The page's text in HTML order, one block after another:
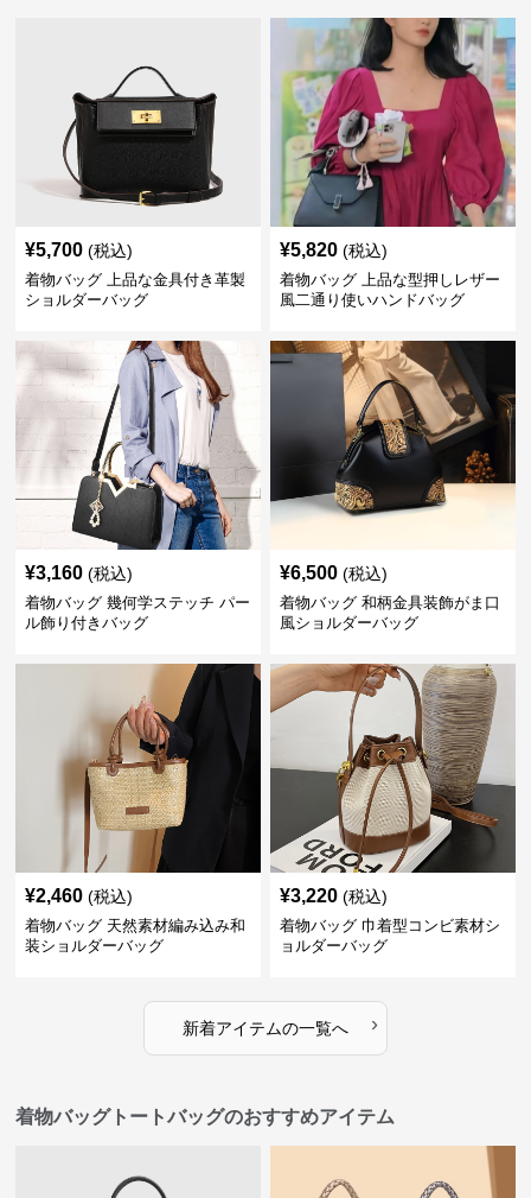
¥5,700 (税込)
着物バッグ 上品な金具付き革製
ショルダーバッグ
¥5,820 (税込)
着物バッグ 上品な型押しレザー
風二通り使いハンドバッグ
¥3,160 (税込)
着物バッグ 幾何学ステッチ パー
ル飾り付きバッグ
¥6,500 (税込)
着物バッグ 和柄金具装飾がま口
風ショルダーバッグ
¥2,460 (税込)
着物バッグ 天然素材編み込み和
装ショルダーバッグ
¥3,220 (税込)
着物バッグ 巾着型コンビ素材シ
ョルダーバッグ
新着アイテムの一覧へ ›
着物バッグトートバッグのおすすめアイテム